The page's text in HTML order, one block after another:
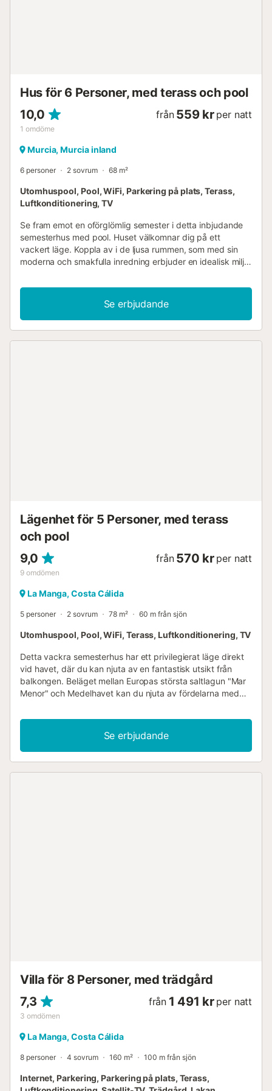
Hus för 6 Personer, med terass och pool
10,0
1 omdöme
från 559 kr per natt
Murcia, Murcia inland
6 personer 2 sovrum 68 m²
Utomhuspool, Pool, WiFi, Parkering på plats, Terass,
Luftkonditionering, TV
Se fram emot en oförglömlig semester i detta inbjudande
semesterhus med pool. Huset välkomnar dig på ett
vackert läge. Koppla av i de ljusa rummen, som med sin
moderna och smakfulla inredning erbjuder en idealisk miljö
bekvämt i soffan, gå igenom dagens upplevelser och
prata till sent på kvällen. Ta in solen på den attraktiva
tomten, slappna av i en bekväm solstol vid poolen. Simma
några varv och avsluta dagen med kalla drycker och god
Se erbjudande
Lägenhet för 5 Personer, med terass
och pool
9,0
9 omdömen
från 570 kr per natt
La Manga, Costa Cálida
5 personer 2 sovrum 78 m² 60 m från sjön
Utomhuspool, Pool, WiFi, Terass, Luftkonditionering, TV
Detta vackra semesterhus har ett privilegierat läge direkt
vid havet, där du kan njuta av en fantastisk utsikt från
balkongen. Beläget mellan Europas största saltlagun "Mar
Menor" och Medelhavet kan du njuta av fördelarna med
brett utbud av turistanläggningar och aktiviteter som
dykning, golf, ridning, vandring, shopping, kultur och
mycket mer. Utflykterna med segelbåt från Tomas
Maestres hamn rekommenderas varmt....
Se erbjudande
Villa för 8 Personer, med trädgård
7,3
3 omdömen
från 1 491 kr per natt
La Manga, Costa Cálida
8 personer 4 sovrum 160 m² 100 m från sjön
Internet, Parkering, Parkering på plats, Terass,